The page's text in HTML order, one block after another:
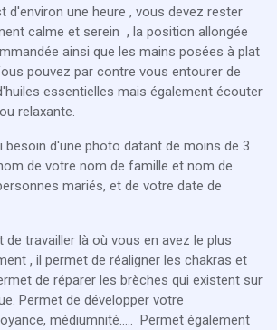
d'environ une heure , vous devez rester
calme et serein , la position allongée
ainsi que les mains posées à plat
pouvez par contre vous entourer de
essentielles mais également écouter
relaxante.
d'une photo datant de moins de 3
de votre nom de famille et nom de
mariés, et de votre date de
travailler là où vous en avez le plus
, il permet de réaligner les chakras et
de réparer les brèches qui existent sur
Permet de développer votre
médiumnité..... Permet également